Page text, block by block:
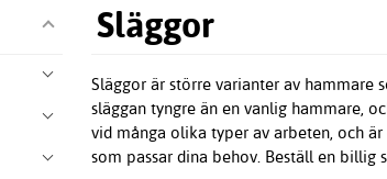
Släggor
Släggor är större varianter av hammare
släggan tyngre än en vanlig hammare,
vid många olika typer av arbeten, och
som passar dina behov. Beställ en billig